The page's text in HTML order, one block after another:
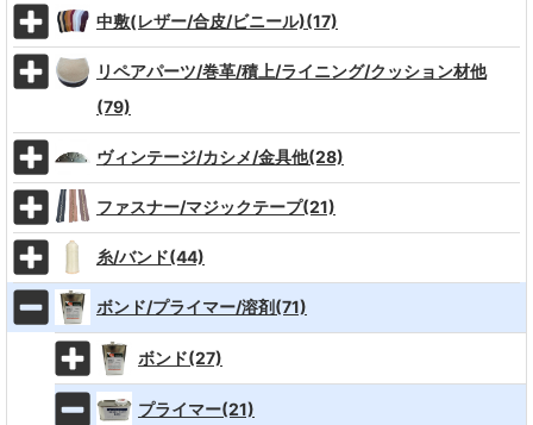
中敷(レザー/合皮/ビニール)(17)
リペアパーツ/巻革/積上/ライニング/クッション材他
(79)
ヴィンテージ/カシメ/金具他(28)
ファスナー/マジックテープ(21)
糸/バンド(44)
ボンド/プライマー/溶剤(71)
ボンド(27)
プライマー(21)